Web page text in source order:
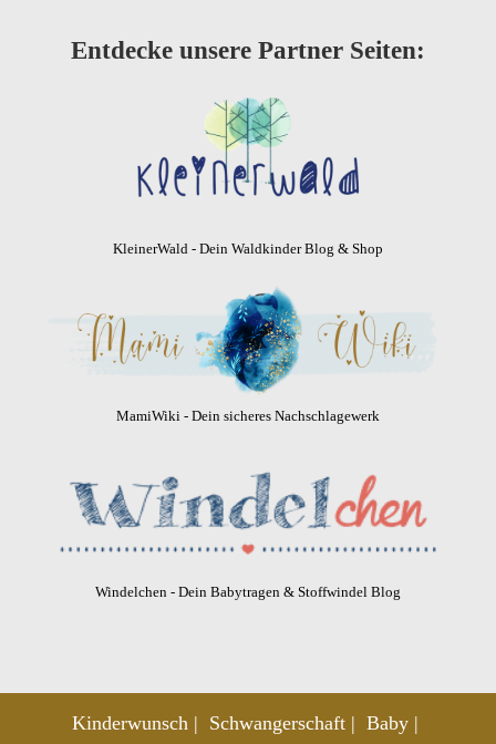
Entdecke unsere Partner Seiten:
KleinerWald - Dein Waldkinder Blog & Shop
MamiWiki - Dein sicheres Nachschlagewerk
Windelchen - Dein Babytragen & Stoffwindel Blog
Kinderwunsch Schwangerschaft Baby